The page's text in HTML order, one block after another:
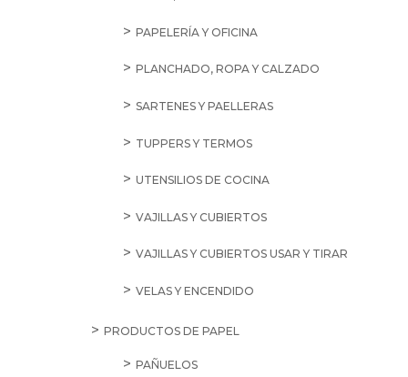
PAPELERÍA Y OFICINA
PLANCHADO, ROPA Y CALZADO
SARTENES Y PAELLERAS
TUPPERS Y TERMOS
UTENSILIOS DE COCINA
VAJILLAS Y CUBIERTOS
VAJILLAS Y CUBIERTOS USAR Y TIRAR
VELAS Y ENCENDIDO
PRODUCTOS DE PAPEL
PAÑUELOS